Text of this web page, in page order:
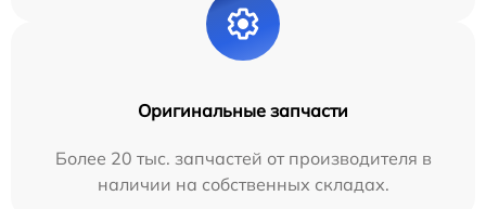
Оригинальные запчасти
Более 20 тыс. запчастей от производителя в
наличии на собственных складах.